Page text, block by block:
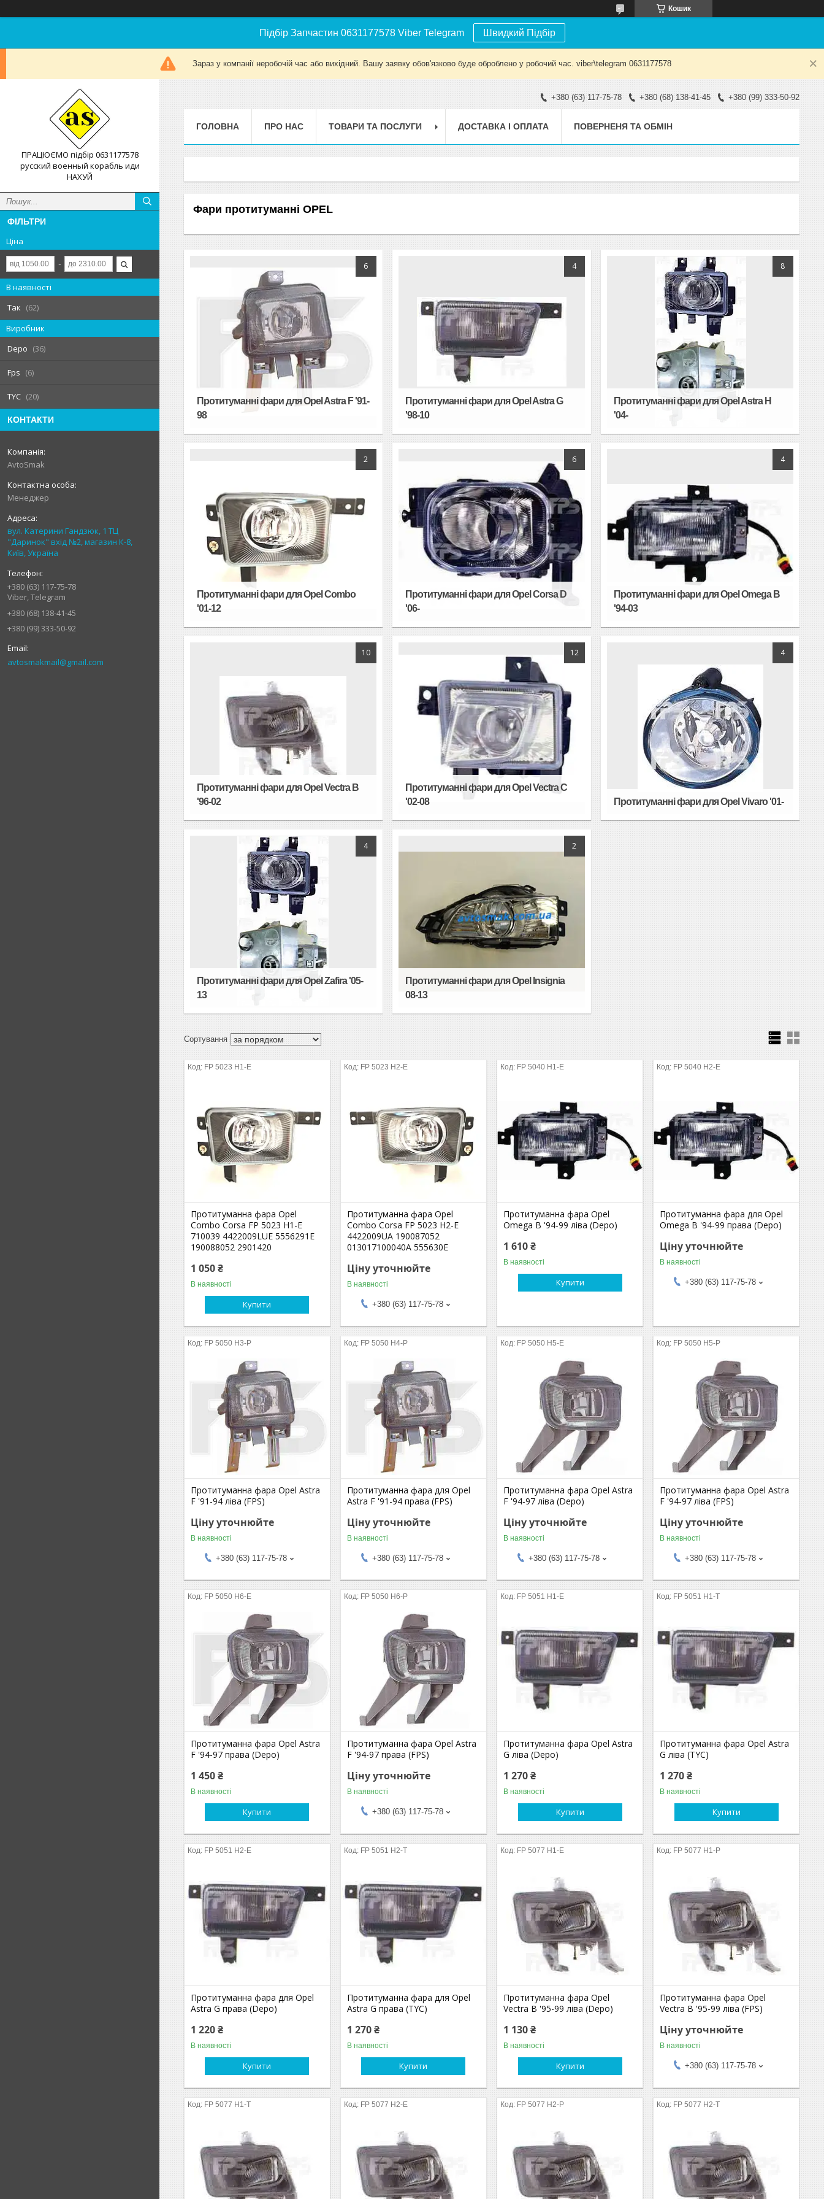
Кошик
Підбір Запчастин 0631177578 Viber Telegram Швидкий Підбір
Зараз у компанії неробочій час або вихідний. Вашу заявку обов'язково буде оброблено у робочий час. viber\telegram 0631177578
ПРАЦЮЄМО підбір 0631177578
русский военный корабль иди
НАХУЙ
ФІЛЬТРИ
Ціна
В наявності
Так
62
Виробник
Depo
36
Fps 6
TYC 20
КОНТАКТИ
AvtoSmak
Менеджер
вул. Катерини Гандзюк, 1 ТЦ
"Даринок" вхід №2, магазин К-8,
Київ, Україна
+380 (63) 117-75-78
Viber, Telegram
+380 (68) 138-41-45
+380 (99) 333-50-92
avtosmakmail@gmail.com
+380 (63) 117-75-78 +380 (68) 138-41-45 +380 (99) 333-50-92
ГОЛОВНА ПРО НАС ТОВАРИ ТА ПОСЛУГИ ДОСТАВКА І ОПЛАТА ПОВЕРНЕНЯ ТА ОБМІН
Фари протитуманні OPEL
6
Протитуманні фари для Opel Astra F '91-
98
4
Протитуманні фари для Opel Astra G
'98-10
8
Протитуманні фари для Opel Astra H
'04-
2
Протитуманні фари для Opel Combo
'01-12
6
Протитуманні фари для Opel Corsa D
'06-
4
Протитуманні фари для Opel Omega B
'94-03
10
Протитуманні фари для Opel Vectra B
'96-02
12
Протитуманні фари для Opel Vectra C
'02-08
4
Протитуманні фари для Opel Vivaro '01-
4
Протитуманні фари для Opel Zafira '05-
13
2
Протитуманні фари для Opel Insignia
08-13
FP 5023 H1-E
Протитуманна фара Opel
Combo Corsa FP 5023 H1-E
710039 4422009LUE 5556291E
190088052 2901420
1 050 ₴
В наявності
Купити
FP 5023 H2-E
Протитуманна фара Opel
Combo Corsa FP 5023 H2-E
4422009UA 190087052
013017100040A 555630E
Ціну уточнюйте
В наявності
+380 (63) 117-75-78
FP 5040 H1-E
Протитуманна фара Opel
Omega B '94-99 ліва (Depo)
1 610 ₴
В наявності
Купити
FP 5040 H2-E
Протитуманна фара для Opel
Omega B '94-99 права (Depo)
Ціну уточнюйте
В наявності
+380 (63) 117-75-78
FP 5050 H3-P
Протитуманна фара Opel Astra
F '91-94 ліва (FPS)
Ціну уточнюйте
В наявності
+380 (63) 117-75-78
FP 5050 H4-P
Протитуманна фара для Opel
Astra F '91-94 права (FPS)
Ціну уточнюйте
В наявності
+380 (63) 117-75-78
FP 5050 H5-E
Протитуманна фара Opel Astra
F '94-97 ліва (Depo)
Ціну уточнюйте
В наявності
+380 (63) 117-75-78
FP 5050 H5-P
Протитуманна фара Opel Astra
F '94-97 ліва (FPS)
Ціну уточнюйте
В наявності
+380 (63) 117-75-78
FP 5050 H6-E
Протитуманна фара Opel Astra
F '94-97 права (Depo)
1 450 ₴
В наявності
Купити
FP 5050 H6-P
Протитуманна фара Opel Astra
F '94-97 права (FPS)
Ціну уточнюйте
В наявності
+380 (63) 117-75-78
FP 5051 H1-E
Протитуманна фара Opel Astra
G ліва (Depo)
1 270 ₴
В наявності
Купити
FP 5051 H1-T
Протитуманна фара Opel Astra
G ліва (TYC)
1 270 ₴
В наявності
Купити
FP 5051 H2-E
Протитуманна фара для Opel
Astra G права (Depo)
1 220 ₴
В наявності
Купити
FP 5051 H2-T
Протитуманна фара для Opel
Astra G права (TYC)
1 270 ₴
В наявності
Купити
FP 5077 H1-E
Протитуманна фара Opel
Vectra B '95-99 ліва (Depo)
1 130 ₴
В наявності
Купити
FP 5077 H1-P
Протитуманна фара Opel
Vectra B '95-99 ліва (FPS)
Ціну уточнюйте
В наявності
+380 (63) 117-75-78
FP 5077 H1-T FP 5077 H2-E FP 5077 H2-P FP 5077 H2-T